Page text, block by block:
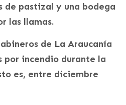
de pastizal y una bodega
las llamas.
de La Araucanía
por incendio durante la
es, entre diciembre